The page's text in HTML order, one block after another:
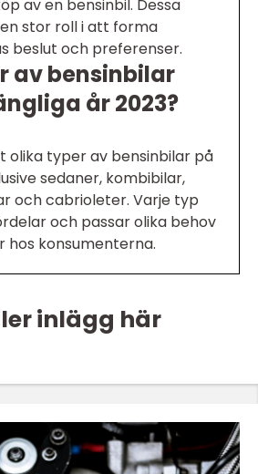
av en bensinbil. Dessa
stor roll i att forma
beslut och preferenser.
av bensinbilar
år 2023?
olika typer av bensinbilar på
sedaner, kombibilar,
och cabrioleter. Varje typ
och passar olika behov
hos konsumenterna.
inlägg här